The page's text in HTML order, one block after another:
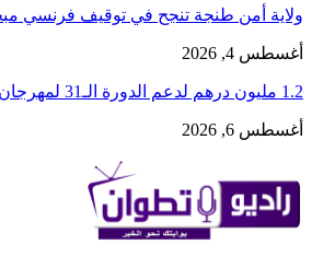
ولاية أمن طنجة تنجح في توقيف فرنسي
أغسطس 4, 2026
1.2 مليون درهم لدعم الدورة الـ31 لمهرجان تطوان لسينما البحر…
أغسطس 6, 2026